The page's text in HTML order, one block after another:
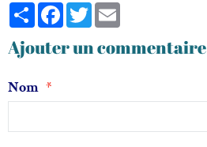
PartagerFacebook
Twitter
Ajouter un commentaire
Nom